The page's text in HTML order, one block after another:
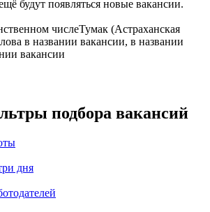
будут появляться новые вакансии.
числеТумак (Астраханская
в названии вакансии, в названии
вакансии
подбора вакансий
дня